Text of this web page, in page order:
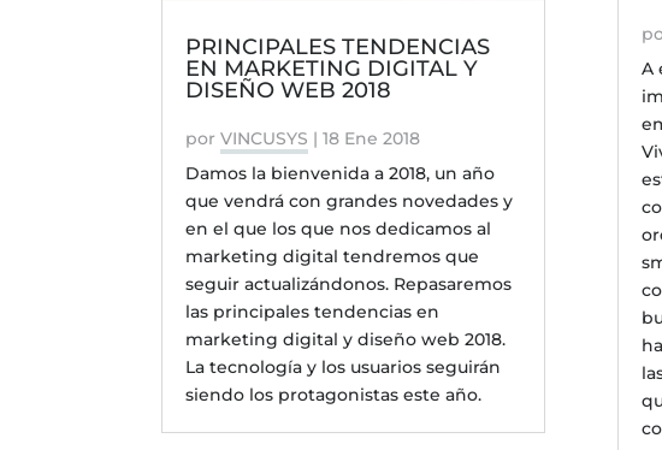
PRINCIPALES TENDENCIAS
EN MARKETING DIGITAL Y
DISEÑO WEB 2018
porVINCUSYS |18 Ene 2018
Damos la bienvenida a 2018, un año
que vendrá con grandes novedades y
en el que los que nos dedicamos al
marketing digital tendremos que
seguir actualizándonos. Repasaremos
las principales tendencias en
marketing digital y diseño web 2018.
La tecnología y los usuarios seguirán
siendo los protagonistas este año.
A